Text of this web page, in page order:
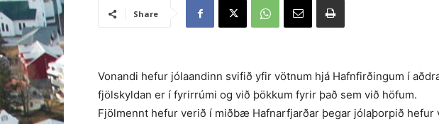
Share
Vonandi hefur jólaandinn svifið yfir vötnum hjá Hafnfirð­ingum í
fjölskyldan er í fyrir­rúmi og við þökkum fyrir það sem við höfum.
Fjölmennt hefur verið í miðbæ Hafnarfjarðar þegar jólaþorpið hefur